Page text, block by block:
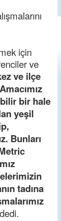
için
ve
ve ilçe
bir hale
yeşil
Bunları
tadına
 dedi.